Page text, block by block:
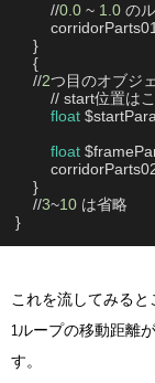
        //
0.0 ~ 1.0 の
    }
    {
    //
2つ目のオブジ
// start位置
float
float
    }
    //
3~10 は省略
}
これを流してみると
1ループの移動距離
す。